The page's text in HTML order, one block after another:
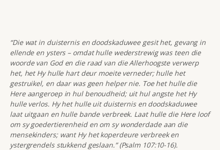
“Die wat in duisternis en doodskaduwee gesit het, gevang in
ellende en ysters – omdat hulle wederstrewig was teen die
woorde van God en die raad van die Allerhoogste verwerp
het, het Hy hulle hart deur moeite verneder; hulle het
gestruikel, en daar was geen helper nie. Toe het hulle die
Here aangeroep in hul benoudheid; uit hul angste het Hy
hulle verlos. Hy het hulle uit duisternis en doodskaduwee
laat uitgaan en hulle bande verbreek. Laat hulle die Here loof
om sy goedertierenheid en om sy wonderdade aan die
mensekinders; want Hy het koperdeure verbreek en
ystergrendels stukkend geslaan.” (Psalm 107:10-16).